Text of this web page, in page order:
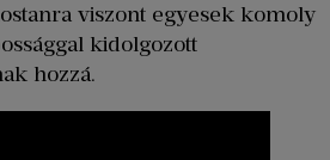
viszont egyesek komoly
kidolgozott
hozzá.